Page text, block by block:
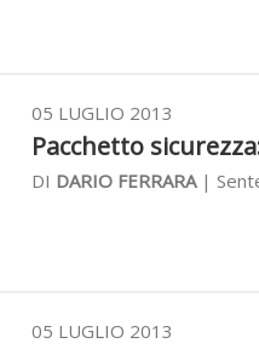
05 LUGLIO 2013
Pacchetto
DI DARIO FERRARA|
05 LUGLIO 2013